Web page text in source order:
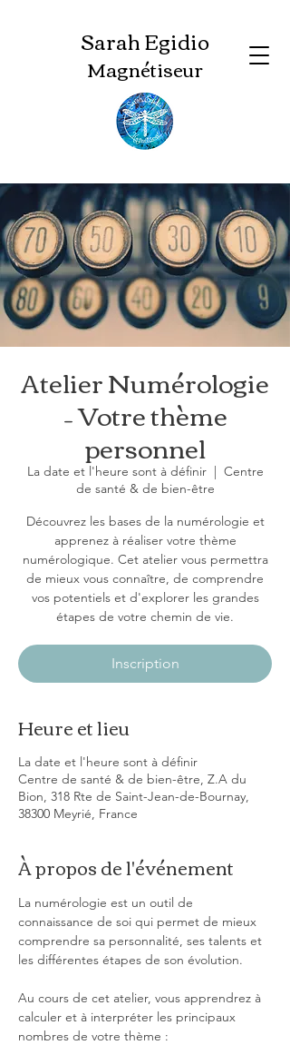
Sarah Egidio
Magnétiseur
Atelier Numérologie
– Votre thème
personnel
La date et l'heure sont à définir
  |
Centre
de santé & de bien-être
Découvrez les bases de la numérologie et
apprenez à réaliser votre thème
numérologique. Cet atelier vous permettra
de mieux vous connaître, de comprendre
vos potentiels et d'explorer les grandes
étapes de votre chemin de vie.
Inscription
Heure et lieu
La date et l'heure sont à définir
Centre de santé & de bien-être, Z.A du
Bion, 318 Rte de Saint-Jean-de-Bournay,
38300 Meyrié, France
À propos de l'événement
La numérologie est un outil de
connaissance de soi qui permet de mieux
comprendre sa personnalité, ses talents et
les différentes étapes de son évolution.
Au cours de cet atelier, vous apprendrez à
calculer et à interpréter les principaux
nombres de votre thème :